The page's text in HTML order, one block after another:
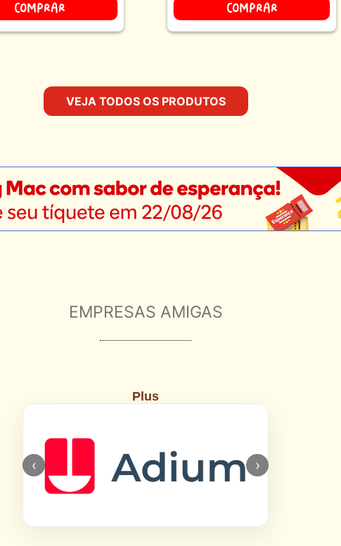
COMPRAR COMPRAR
VEJA TODOS OS PRODUTOS
EMPRESAS AMIGAS
Plus
‹ ›